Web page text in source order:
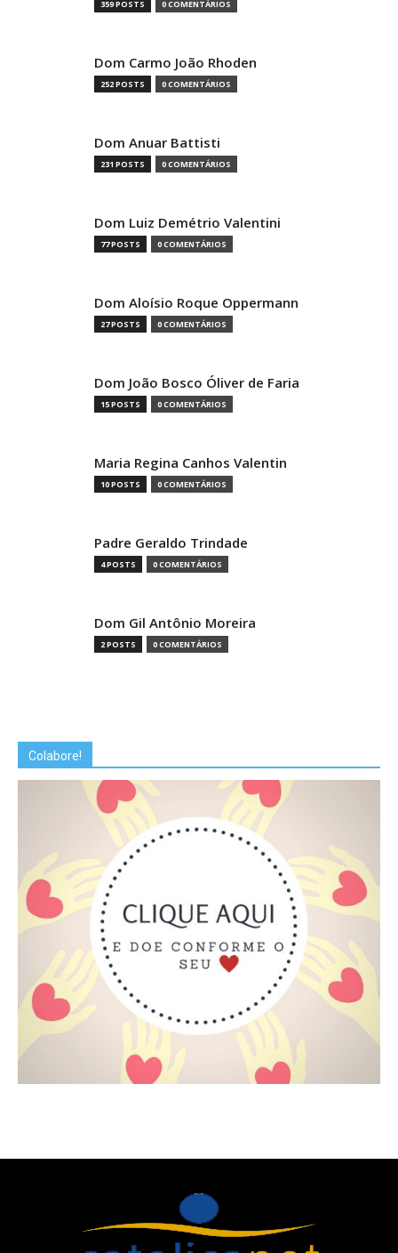
359 POSTS 0 COMENTÁRIOS
Dom Carmo João Rhoden
252 POSTS 0 COMENTÁRIOS
Dom Anuar Battisti
231 POSTS 0 COMENTÁRIOS
Dom Luiz Demétrio Valentini
77 POSTS 0 COMENTÁRIOS
Dom Aloísio Roque Oppermann
27 POSTS 0 COMENTÁRIOS
Dom João Bosco Óliver de Faria
15 POSTS 0 COMENTÁRIOS
Maria Regina Canhos Valentin
10 POSTS 0 COMENTÁRIOS
Padre Geraldo Trindade
4 POSTS 0 COMENTÁRIOS
Dom Gil Antônio Moreira
2 POSTS 0 COMENTÁRIOS
Colabore!